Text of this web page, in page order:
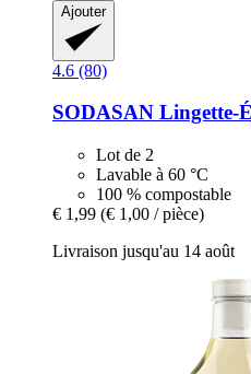
Ajouter
4.6 (80)
SODASAN Lingette-​
Lot de 2
Lavable à 60 °C
100 % compostable
€ 1,99 (€ 1,00 / pièce)
Livraison jusqu'au 14 août